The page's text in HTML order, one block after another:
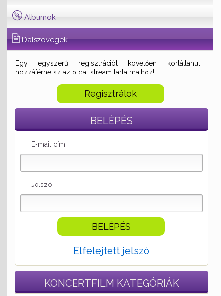
Albumok
Dalszövegek
Egy egyszerű regisztrációt követően korlátlanul
hozzáférhetsz az oldal stream tartalmaihoz!
Regisztrálok
BELÉPÉS
E-mail cím
Jelszó
Elfelejtett jelszó
KONCERTFILM KATEGÓRIÁK